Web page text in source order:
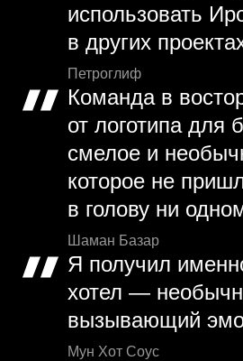
использовать
в других
Петроглиф
Команда в
от логотипа для
смелое и
которое не
в голову ни
Шаман Базар
Я получил
хотел —
вызывающий
Мун Хот Соус